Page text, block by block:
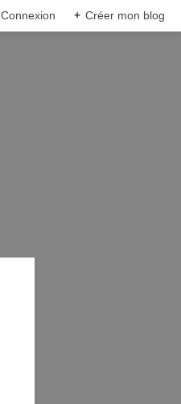
Connexion + Créer mon blog